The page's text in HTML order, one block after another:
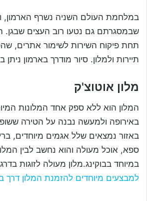
במלחמת העולם השניה נשרף הארמון,
שבמסגרתם גם נטעו רוב העצים שבגן.
תחת פיקוח השירות לשימור אתרים,
תיירות ולמלון. סיור מודרך בארמון
מלון אוטוצ'ק
המלון הוא ללא ספק אחד המלונות
באירופה ולמעשה נבנה על הטירה
באזור נמצאים שלל אגמים מיוחדים,
ספא, אוכל מעולה והוא נחשב לבין
במיוחד בבוקינג.מלון מעולה לזוגות בדרגת 5
למבצעים מיוחדים להזמנת המלון דרך